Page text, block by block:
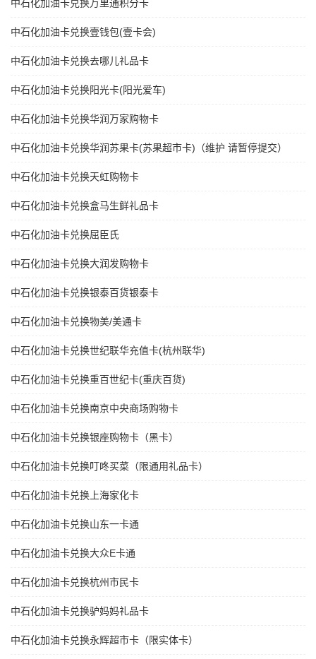
中石化加油卡兑换万里通积分卡
中石化加油卡兑换壹钱包(壹卡会)
中石化加油卡兑换去哪儿礼品卡
中石化加油卡兑换阳光卡(阳光爱车)
中石化加油卡兑换华润万家购物卡
中石化加油卡兑换华润苏果卡(苏果超市卡)（维护 请暂停提交）
中石化加油卡兑换天虹购物卡
中石化加油卡兑换盒马生鲜礼品卡
中石化加油卡兑换屈臣氏
中石化加油卡兑换大润发购物卡
中石化加油卡兑换银泰百货银泰卡
中石化加油卡兑换物美/美通卡
中石化加油卡兑换世纪联华充值卡(杭州联华)
中石化加油卡兑换重百世纪卡(重庆百货)
中石化加油卡兑换南京中央商场购物卡
中石化加油卡兑换银座购物卡（黑卡）
中石化加油卡兑换叮咚买菜（限通用礼品卡）
中石化加油卡兑换上海家化卡
中石化加油卡兑换山东一卡通
中石化加油卡兑换大众E卡通
中石化加油卡兑换杭州市民卡
中石化加油卡兑换驴妈妈礼品卡
中石化加油卡兑换永辉超市卡（限实体卡）